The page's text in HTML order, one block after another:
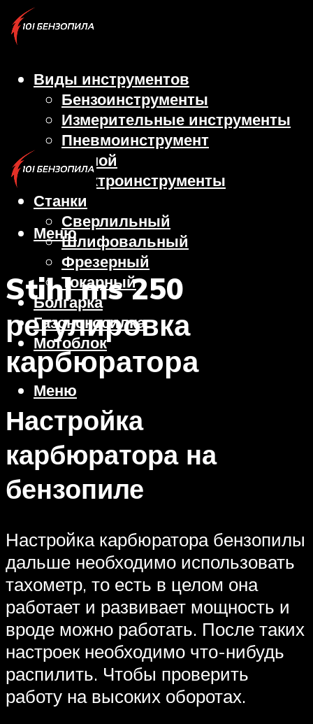
Виды инструментов
Бензоинструменты
Измерительные инструменты
Пневмоинструмент
Ручной
Электроинструменты
Станки
Сверлильный
Шлифовальный
Фрезерный
Токарный
Болгарка
Газонокосилка
Мотоблок
Меню
Меню
Stihl ms 250
регулировка
карбюратора
Настройка
карбюратора на
бензопиле
Настройка карбюратора бензопилы
дальше необходимо использовать
тахометр, то есть в целом она
работает и развивает мощность и
вроде можно работать. После таких
настроек необходимо что-нибудь
распилить. Чтобы проверить
работу на высоких оборотах.